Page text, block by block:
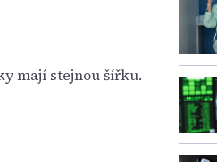
mají stejnou šířku.